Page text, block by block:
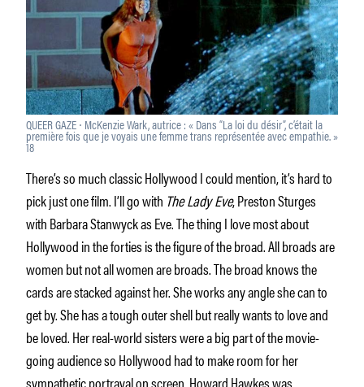
QUEER GAZE ⸱ McKenzie Wark, autrice : « Dans “La loi du désir”, c’était la
première fois que je voyais une femme trans représentée avec empathie. »
18
There’s so much classic Hollywood I could mention, it’s hard to
pick just one film. I’ll go with The Lady Eve, Preston Sturges
with Barbara Stanwyck as Eve. The thing I love most about
Hollywood in the forties is the figure of the broad. All broads are
women but not all women are broads. The broad knows the
cards are stacked against her. She works any angle she can to
get by. She has a tough outer shell but really wants to love and
be loved. Her real-world sisters were a big part of the movie-
going audience so Hollywood had to make room for her
sympathetic portrayal on screen. Howard Hawkes was